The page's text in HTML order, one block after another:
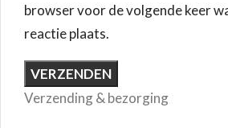
browser voor de volgende keer
reactie plaats.
Verzending & bezorging